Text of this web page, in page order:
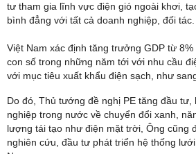
tư tham gia lĩnh vực điện gió ngoài khơi,
bình đẳng với tất cả doanh nghiệp, đối tác.
Việt Nam xác định tăng trưởng GDP từ
con số trong những năm tới với nhu cầu
với mục tiêu xuất khẩu điện sạch, như
Do đó, Thủ tướng đề nghị PE tăng đầu tư,
nghiệp trong nước về chuyển đổi xanh,
lượng tái tạo như điện mặt trời, Ông cũng
nghiên cứu, đầu tư phát triển hệ thống